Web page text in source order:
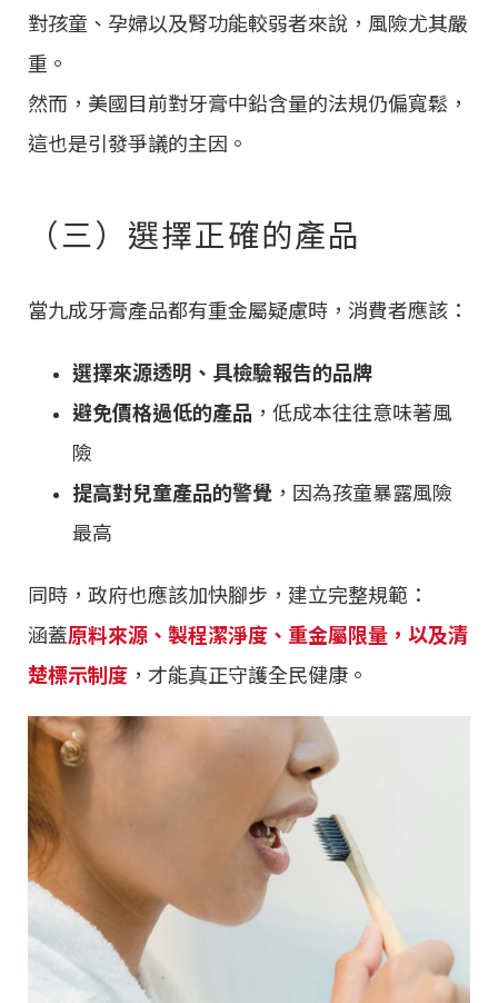
對孩童、孕婦以及腎功能較弱者來說，風險尤其嚴
重。
然而，美國目前對牙膏中鉛含量的法規仍偏寬鬆，
這也是引發爭議的主因。
（三）選擇正確的產品
當九成牙膏產品都有重金屬疑慮時，消費者應該：
選擇來源透明、具檢驗報告的品牌
避免價格過低的產品 ，低成本往往意味著風
險
提高對兒童產品的警覺 ，因為孩童暴露風險
最高
同時，政府也應該加快腳步，建立完整規範：
涵蓋原料來源、製程潔淨度、重金屬限量，以及清
楚標示制度 ，才能真正守護全民健康。